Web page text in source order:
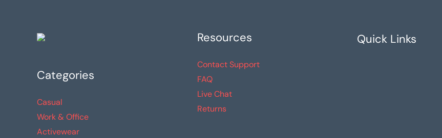
Categories
Casual
Work & Office
Activewear
Resources
Contact Support
FAQ
Live Chat
Returns
Quick Links